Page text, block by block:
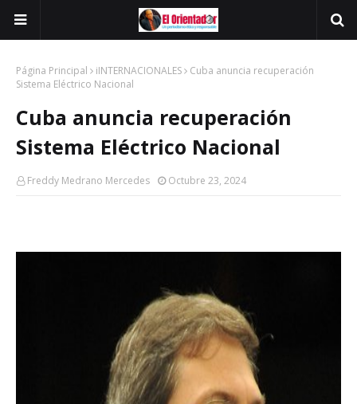
Página Principal iINTERNACIONALES
Cuba anuncia recuperación
Sistema Eléctrico Nacional
Cuba anuncia recuperación
Sistema Eléctrico Nacional
Freddy Medrano Mercedes Octubre 23, 2024